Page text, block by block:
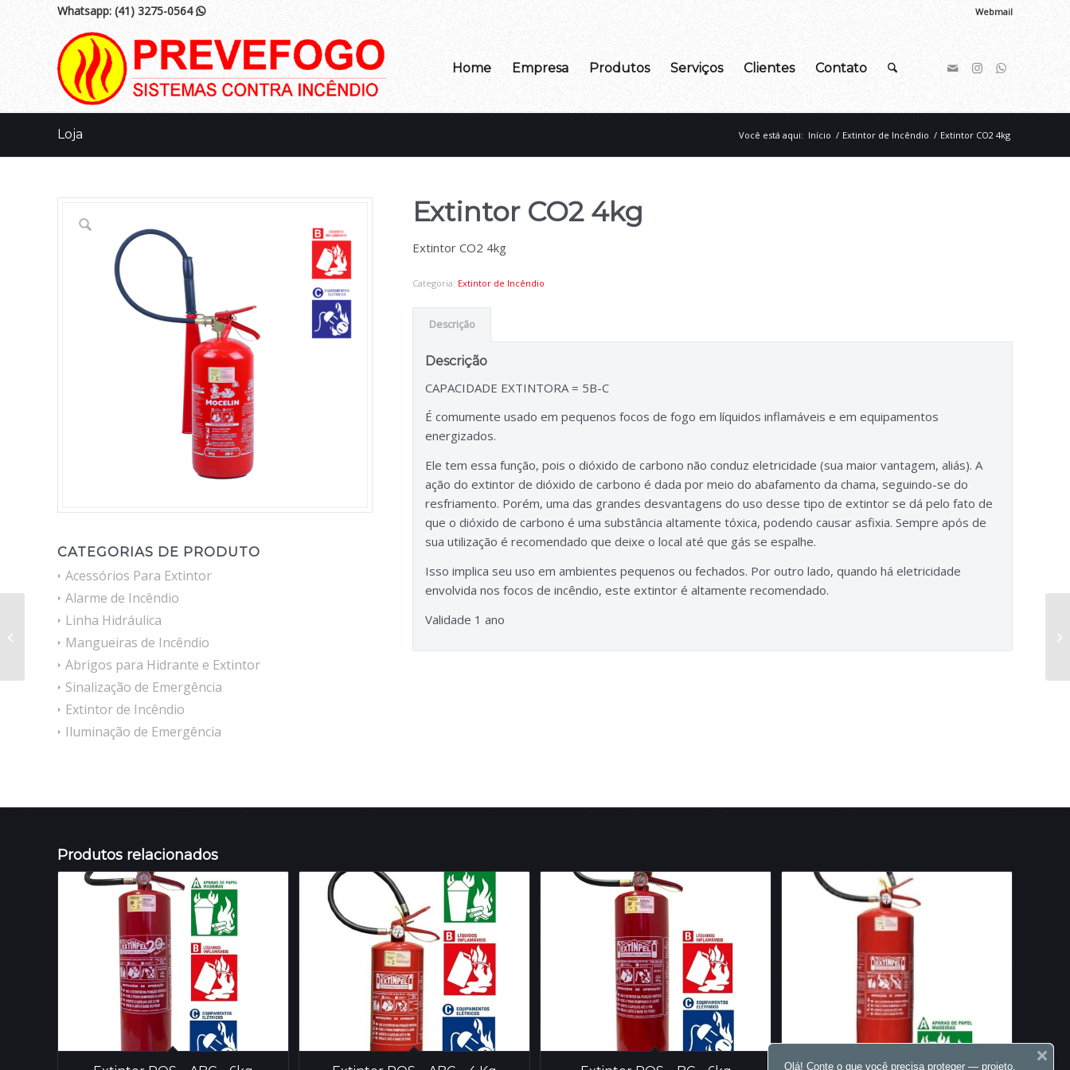
Webmail
Whatsapp: (41) 3275-0564 
Home Empresa Produtos Serviços Clientes Contato
Loja Você está aqui: Início / Extintor de Incêndio / Extintor CO2 4kg
CATEGORIAS DE PRODUTO
Acessórios Para Extintor
Alarme de Incêndio
Linha Hidráulica
Mangueiras de Incêndio
Abrigos para Hidrante e Extintor
Sinalização de Emergência
Extintor de Incêndio
Iluminação de Emergência
Extintor CO2 4kg
Extintor CO2 4kg
Categoria: Extintor de Incêndio
Descrição
Descrição
CAPACIDADE EXTINTORA = 5B-C
É comumente usado em pequenos focos de fogo em líquidos inflamáveis e em equipamentos
energizados.
Ele tem essa função, pois o dióxido de carbono não conduz eletricidade (sua maior vantagem, aliás). A
ação do extintor de dióxido de carbono é dada por meio do abafamento da chama, seguindo-se do
resfriamento. Porém, uma das grandes desvantagens do uso desse tipo de extintor se dá pelo fato de
que o dióxido de carbono é uma substância altamente tóxica, podendo causar asfixia. Sempre após de
sua utilização é recomendado que deixe o local até que gás se espalhe.
Isso implica seu uso em ambientes pequenos ou fechados. Por outro lado, quando há eletricidade
envolvida nos focos de incêndio, este extintor é altamente recomendado.
Validade 1 ano
Produtos relacionados
Extintor CO2 – 6kg
Olá! Conte o que você precisa proteger — projeto,